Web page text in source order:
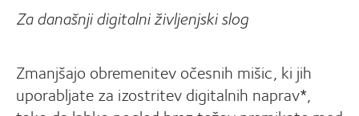
Za današnji digitalni življenjski slog
Zmanjšajo obremenitev očesnih mišic, ki jih
uporabljate za izostritev digitalnih naprav*,